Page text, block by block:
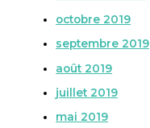
octobre 2019
septembre 2019
août 2019
juillet 2019
mai 2019